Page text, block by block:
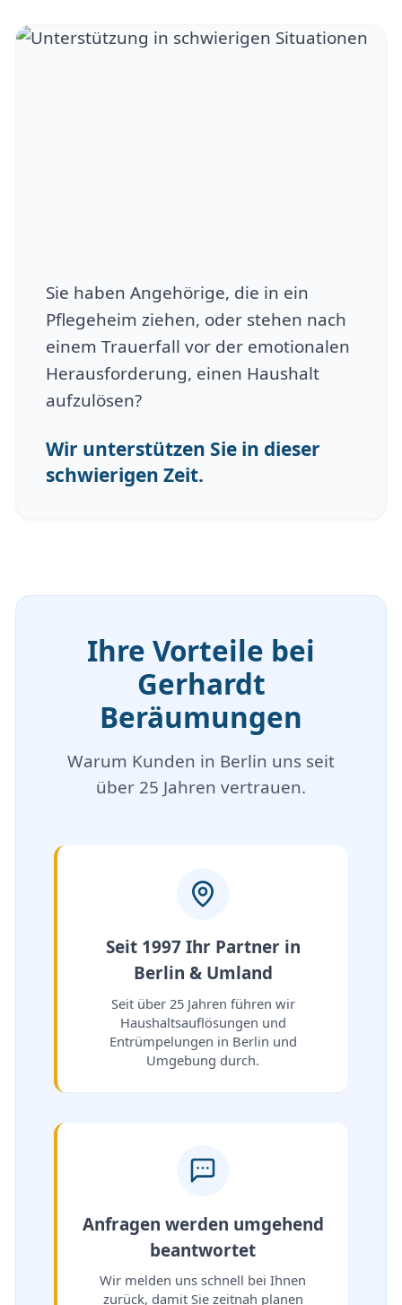
Sie haben Angehörige, die in ein
Pflegeheim ziehen, oder stehen nach
einem Trauerfall vor der emotionalen
Herausforderung, einen Haushalt
aufzulösen?
Wir unterstützen Sie in dieser
schwierigen Zeit.
Ihre Vorteile bei
Gerhardt
Beräumungen
Warum Kunden in Berlin uns seit
über 25 Jahren vertrauen.
Seit 1997 Ihr Partner in
Berlin & Umland
Seit über 25 Jahren führen wir
Haushaltsauflösungen und
Entrümpelungen in Berlin und
Umgebung durch.
Anfragen werden umgehend
beantwortet
Wir melden uns schnell bei Ihnen
zurück, damit Sie zeitnah planen